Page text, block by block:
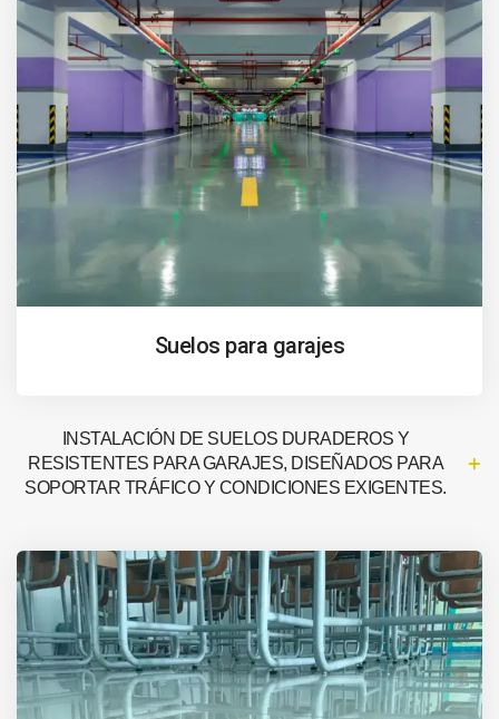
Suelos para garajes
INSTALACIÓN DE SUELOS DURADEROS Y
RESISTENTES PARA GARAJES, DISEÑADOS PARA
SOPORTAR TRÁFICO Y CONDICIONES EXIGENTES.